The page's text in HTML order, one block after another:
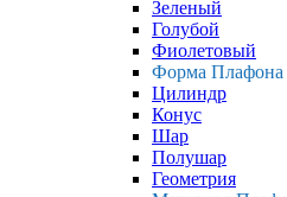
Зеленый
Голубой
Фиолетовый
Форма Плафона
Цилиндр
Конус
Шар
Полушар
Геометрия